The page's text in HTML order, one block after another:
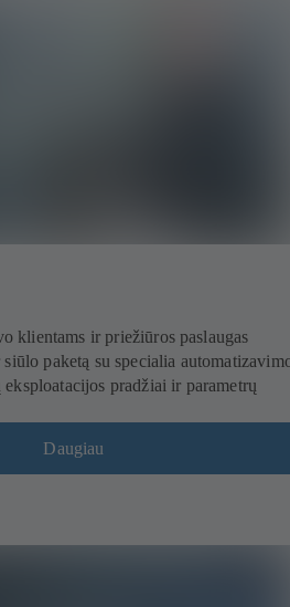
klientams ir priežiūros paslaugas
paketą su specialia
pradžiai ir parametrų
Daugiau